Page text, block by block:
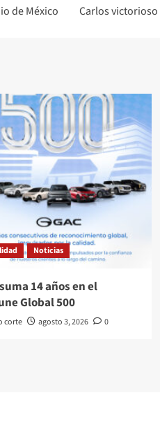
de México
Carlos victorioso
Noticias
14 años en el
Global 500
corte agosto 3, 2026 0